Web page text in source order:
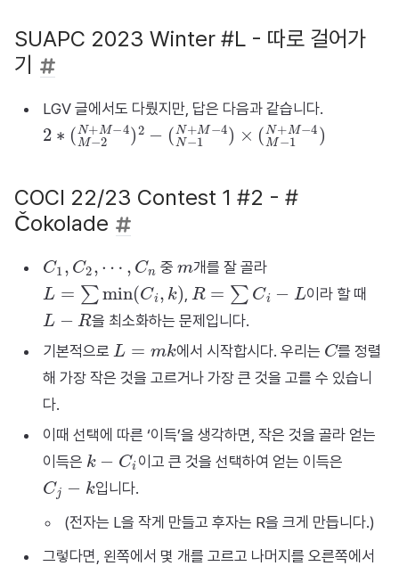
SUAPC 2023 Winter #L - 따로 걸어가
기
LGV 글에서도 다뤘지만, 답은 다음과 같습니다.
2 (M− 2N +M 4) 2−
(N 1 N+M −4) M−1 N +M )
COCI 22/23 Contest 1 #2 - #
Čokolade
C1 C2
중 개를 잘 골라
L =∑ min C , k )
,
R= Ci− L
이라 할 때
L
을 최소화하는 문제입니다.
기본적으로
L
에서 시작합시다. 우리는
C
를 정렬
해 가장 작은 것을 고르거나 가장 큰 것을 고를 수 있습니
다.
이때 선택에 따른 ‘이득’을 생각하면, 작은 것을 골라 얻는
이득은
k
이고 큰 것을 선택하여 얻는 이득은
Cj −
입니다.
(전자는 L을 작게 만들고 후자는 R을 크게 만듭니다.)
그렇다면, 왼쪽에서 몇 개를 고르고 나머지를 오른쪽에서